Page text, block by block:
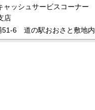
ャッシュサービスコーナー
店
51-6 道の駅おおさと敷地内